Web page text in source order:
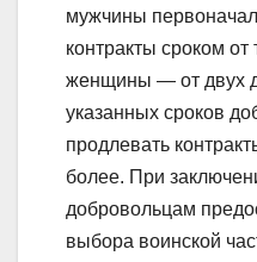
мужчины
контракты сроком от
женщины — от двух
указанных сроков
продлевать
более. При
добровольцам
выбора воинской